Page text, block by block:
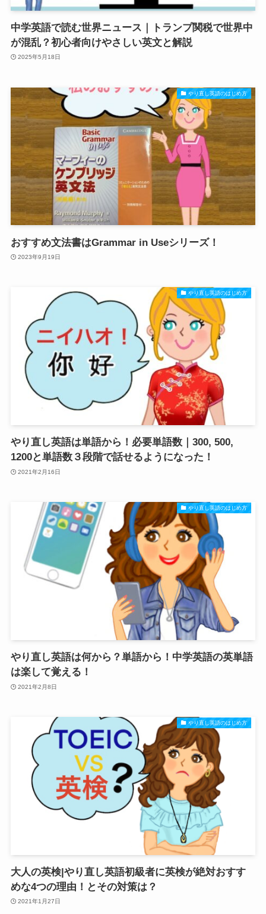
中学英語で読む世界ニュース｜トランプ関税で世界中
が混乱？初心者向けやさしい英文と解説
2025年5月18日
やり直し英語のはじめ方
おすすめ文法書はGrammar in Useシリーズ！
2023年9月19日
やり直し英語のはじめ方
やり直し英語は単語から！必要単語数｜300, 500,
1200と単語数３段階で話せるようになった！
2021年2月16日
やり直し英語のはじめ方
やり直し英語は何から？単語から！中学英語の英単語
は楽して覚える！
2021年2月8日
やり直し英語のはじめ方
大人の英検|やり直し英語初級者に英検が絶対おすす
めな4つの理由！とその対策は？
2021年1月27日